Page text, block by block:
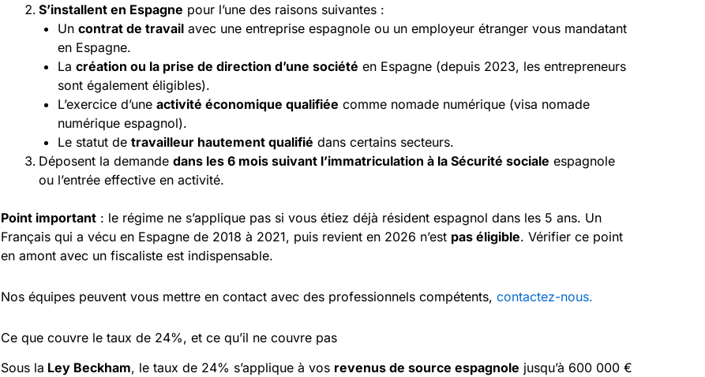
S’installent en Espagne pour l’une des raisons suivantes :
Un contrat de travail avec une entreprise espagnole ou un employeur étranger vous mandatant
en Espagne.
La création ou la prise de direction d’une société en Espagne (depuis 2023, les entrepreneurs
sont également éligibles).
L’exercice d’une activité économique qualifiée comme nomade numérique (visa nomade
numérique espagnol).
Le statut de travailleur hautement qualifié dans certains secteurs.
Déposent la demande dans les 6 mois suivant l’immatriculation à la Sécurité sociale espagnole
ou l’entrée effective en activité.
Point important : le régime ne s’applique pas si vous étiez déjà résident espagnol dans les 5 ans. Un
Français qui a vécu en Espagne de 2018 à 2021, puis revient en 2026 n’est pas éligible. Vérifier ce point
en amont avec un fiscaliste est indispensable.
Nos équipes peuvent vous mettre en contact avec des professionnels compétents, contactez-nous.
Ce que couvre le taux de 24%, et ce qu’il ne couvre pas
Sous la Ley Beckham, le taux de 24% s’applique à vos revenus de source espagnole jusqu’à 600 000 €